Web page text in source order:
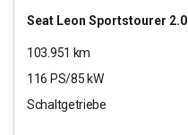
Seat Leon Sportstourer
103.951 km
116 PS/85 kW
Schaltgetriebe